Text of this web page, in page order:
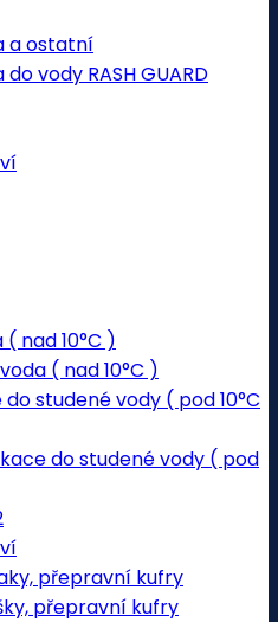
a ostatní
do vody RASH GUARD
nad 10°C )
( nad 10°C )
studené vody ( pod 10°C
do studené vody ( pod
přepravní kufry
přepravní kufry